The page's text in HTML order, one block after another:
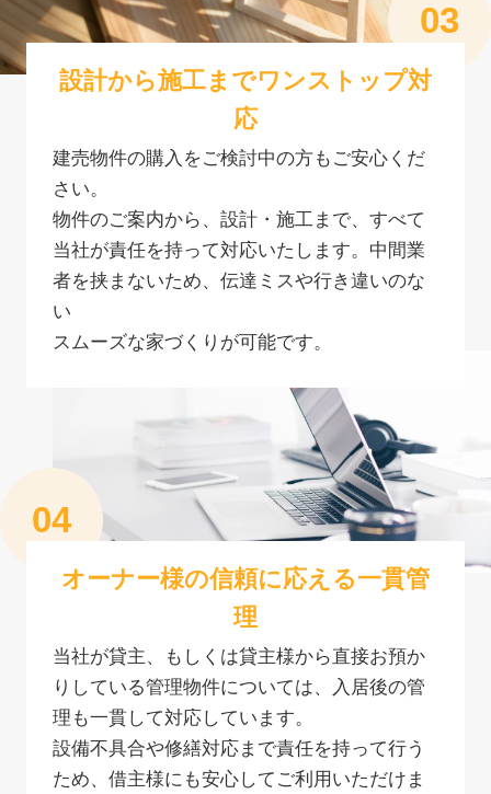
設計から施工までワンストップ対
応
建売物件の購入をご検討中の方もご安心くだ
さい。
物件のご案内から、設計・施工まで、すべて
当社が責任を持って対応いたします。中間業
者を挟まないため、伝達ミスや行き違いのな
い
スムーズな家づくりが可能です。
オーナー様の信頼に応える一貫管
理
当社が貸主、もしくは貸主様から直接お預か
りしている管理物件については、入居後の管
理も一貫して対応しています。
設備不具合や修繕対応まで責任を持って行う
ため、借主様にも安心してご利用いただけま